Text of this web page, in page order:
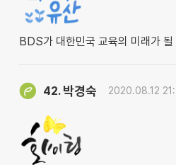
BDS가 대한민국 교육의 미래가 될
42. 박경숙 2020.08.12